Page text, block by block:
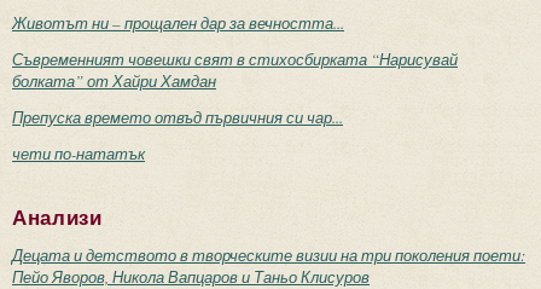
Животът ни – прощален дар за вечността...
Съвременният човешки свят в стихосбирката “Нарисувай
болката” от Хайри Хамдан
Препуска времето отвъд първичния си чар...
чети по-нататък
Анализи
Децата и детството в творческите визии на три поколения поети:
Пейо Яворов, Никола Вапцаров и Таньо Клисуров